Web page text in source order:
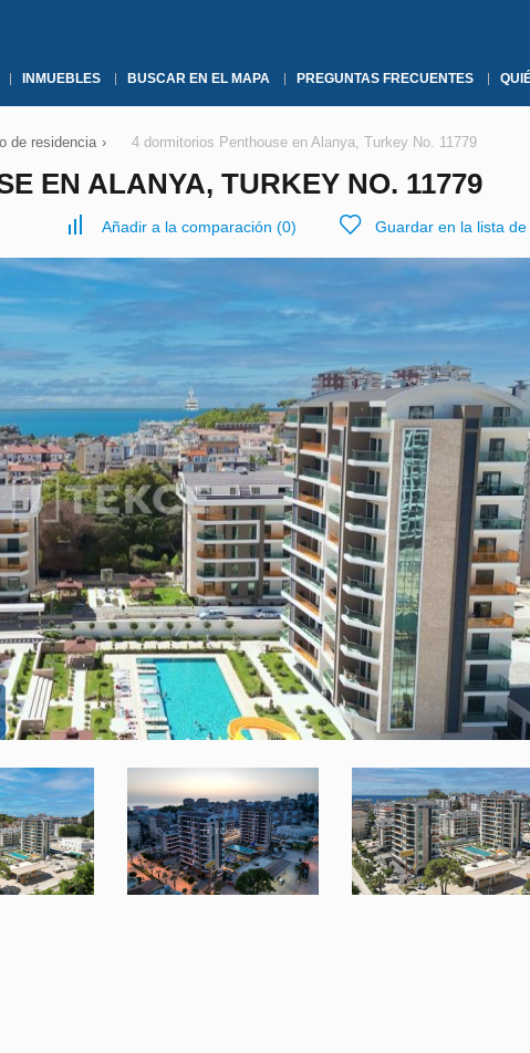
INMUEBLES BUSCAR EN EL MAPA PREGUNTAS FRECUENTES
de residencia › 4 dormitorios Penthouse en Alanya, Turkey No. 11779
EN ALANYA, TURKEY NO. 11779
Añadir a la comparación (0) Guardar en la lista